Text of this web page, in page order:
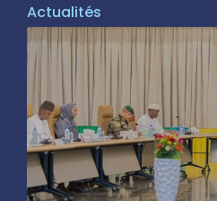
Actualités